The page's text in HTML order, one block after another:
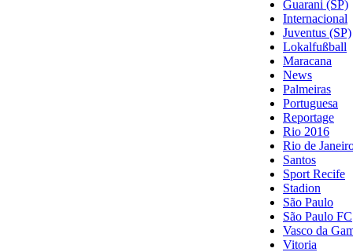
Guarani (SP)
Internacional
Juventus (SP)
Lokalfußball
Maracana
News
Palmeiras
Portuguesa
Reportage
Rio 2016
Rio de
Santos
Sport Recife
Stadion
São Paulo
São Paulo FC
Vasco da
Vitoria